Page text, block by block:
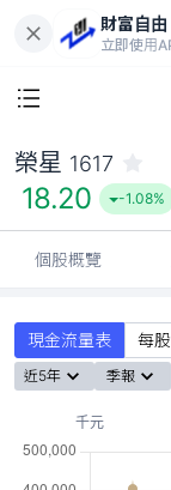
財富自由
立即使用
榮星 1617
18.20 -1.08%
個股概覽
現金流量表 每
近5年 季報